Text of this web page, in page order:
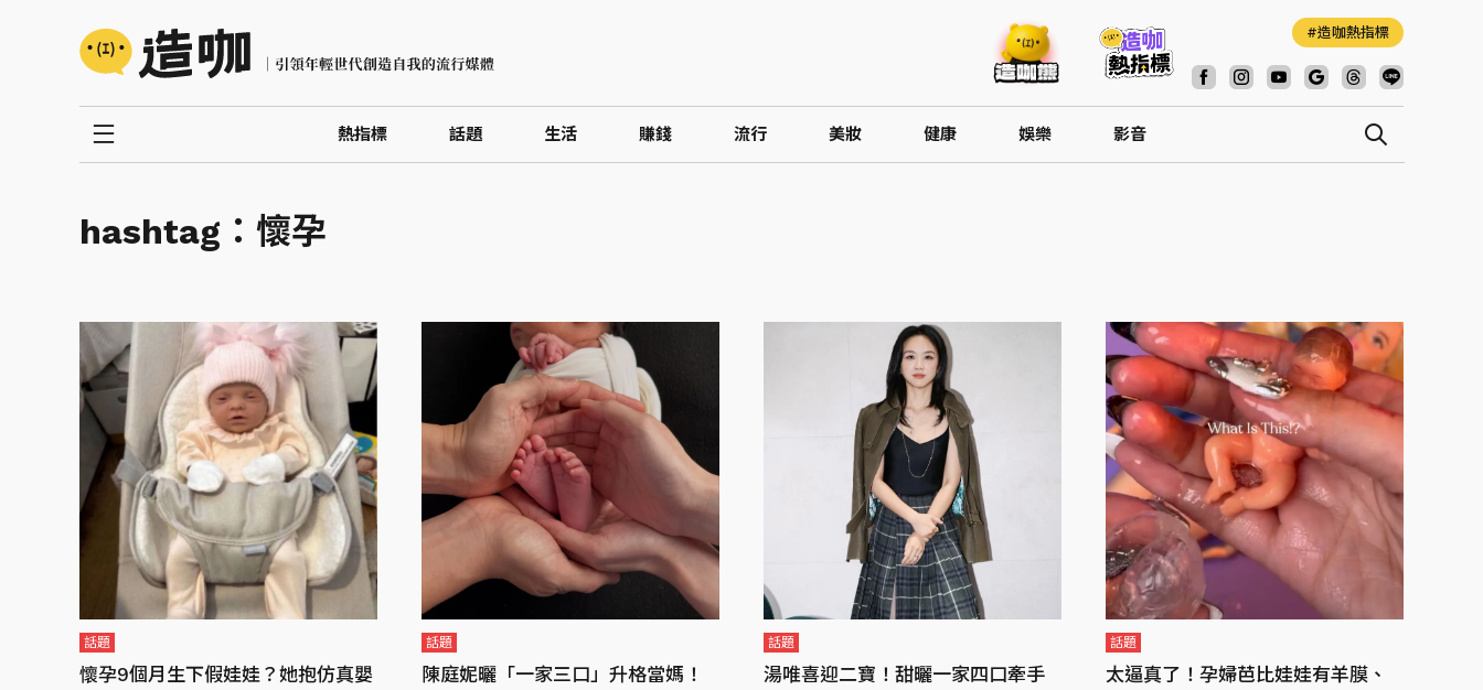
造咖熱指標
熱指標 話題 生活 賺錢 流行 美妝 健康 娛樂 影音
hashtag： 懷孕
話題
懷孕9個月生下假娃娃？她抱仿真嬰
話題
陳庭妮曬「一家三口」升格當媽！
話題
湯唯喜迎二寶！甜曬一家四口牽手
話題
太逼真了！孕婦芭比娃娃有羊膜、